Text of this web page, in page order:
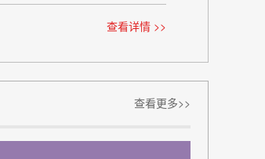
查看详情 >>
查看更多>>